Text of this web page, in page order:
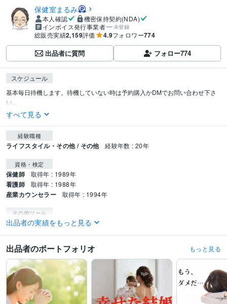
保健室まるみ
本人確認
機密保持契約(NDA)
インボイス発行事業者
未登録
総販売実績2,159評価 4.9フォロワー774
出品者に質問 フォロー774
スケジュール
基本毎日待機します。待機していない時は予約購入かDMでお問い合わせ下さ
い...
すべて見る
経験職種
ライフスタイル・その他 / その他 経験年数 : 20年
資格・検定
保健師 取得年 : 1989年
看護師 取得年 : 1988年
産業カウンセラー 取得年 : 1994年
その他ツール
カウンセリング:20年コーチング:4年
悩み相談・カウンセリング じっくり話を聴き、問題の本質を掴み解決
人間関係 結婚 カウンセリング パートナーシップ うつ 仕事
恋愛
自己肯定感
人生 やりたいこと
悩み相談・カウンセリング 婚活の成功、幸せな結婚の経験をあなたにも
結婚 パートナー 嫁姑 恋愛 親 男性 女性 お金
出品者の実績をもっと見る
出品者のポートフォリオ もっと見る